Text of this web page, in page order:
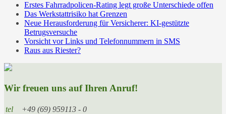
Erstes Fahrradpolicen-Rating legt große Unterschiede offen
Das Werkstattrisiko hat Grenzen
Neue Herausforderung für Versicherer: KI-gestützte
Betrugsversuche
Vorsicht vor Links und Telefonnummern in SMS
Raus aus Riester?
Wir freuen uns auf Ihren Anruf!
tel
+49 (69) 959113 - 0